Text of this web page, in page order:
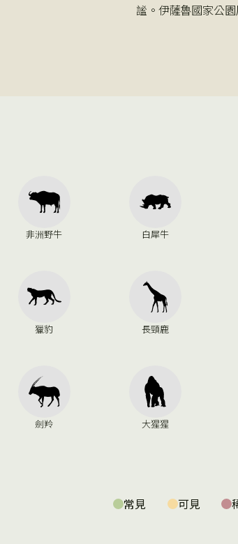
謐。伊薩魯國家公
非洲野牛 白犀牛
獵豹 長頸鹿
劍羚 大猩猩
常見 可見